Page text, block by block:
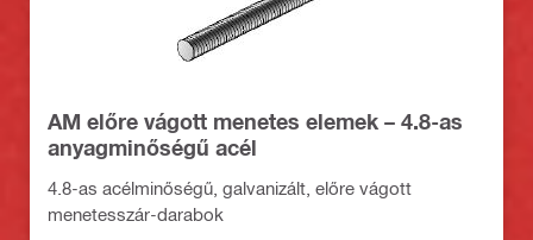
AM előre vágott menetes elemek – 4.8-as
anyagminőségű acél
4.8-as acélminőségű, galvanizált, előre vágott
menetesszár-darabok